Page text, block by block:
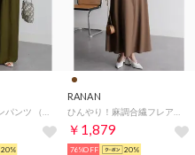
20%
RANAN
￥1,879
76%OFF 20%